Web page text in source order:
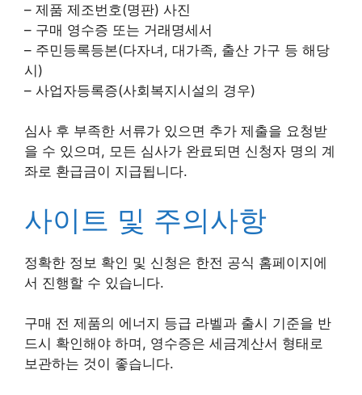
– 제품 제조번호(명판) 사진
– 구매 영수증 또는 거래명세서
– 주민등록등본(다자녀, 대가족, 출산 가구 등 해당
시)
– 사업자등록증(사회복지시설의 경우)
심사 후 부족한 서류가 있으면 추가 제출을 요청받
을 수 있으며, 모든 심사가 완료되면 신청자 명의 계
좌로 환급금이 지급됩니다.
사이트 및 주의사항
정확한 정보 확인 및 신청은 한전 공식 홈페이지에
서 진행할 수 있습니다.
구매 전 제품의 에너지 등급 라벨과 출시 기준을 반
드시 확인해야 하며, 영수증은 세금계산서 형태로
보관하는 것이 좋습니다.